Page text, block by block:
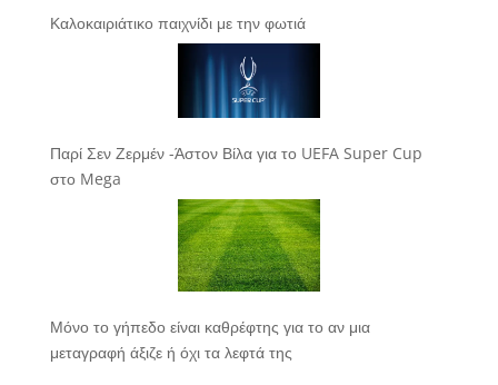
Καλοκαιριάτικο παιχνίδι με την φωτιά
Παρί Σεν Ζερμέν -Άστον Βίλα για το UEFA Super Cup
στο Mega
Μόνο το γήπεδο είναι καθρέφτης για το αν μια
μεταγραφή άξιζε ή όχι τα λεφτά της